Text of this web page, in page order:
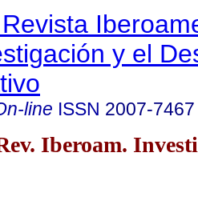
y el
line ISSN 2007-7467
Iberoam.